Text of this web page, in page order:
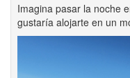
Imagina pasar la noche
gustaría alojarte en un